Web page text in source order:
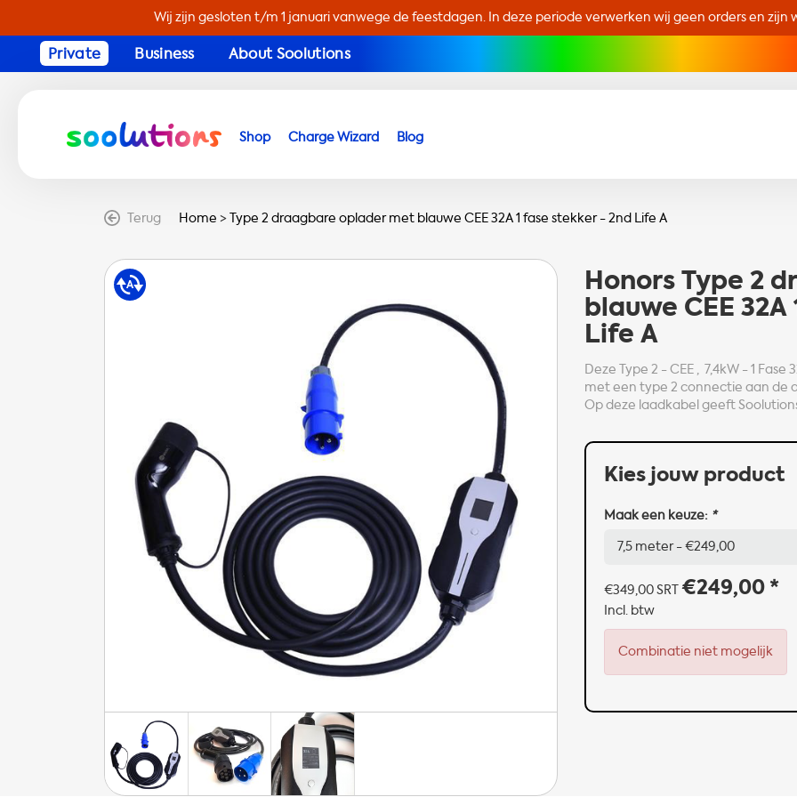
Wij zijn gesloten t/m 1 januari vanwege de feestdagen. In deze periode verwerken wij geen orders en
Private Business About Soolutions
Shop Charge Wizard Blog
Terug Home >Type 2 draagbare oplader met blauwe CEE 32A 1 fase stekker - 2nd Life A
HonorsType 2
blauwe CEE
Life A
Deze Type 2 - CEE , 7,4kW - 1
met een type 2 connectie aan de
Op deze laadkabel geeft
Kies jouw product
Maak een keuze: *
€349,00SRT€249,00*
Incl. btw
Combinatie niet mogelijk